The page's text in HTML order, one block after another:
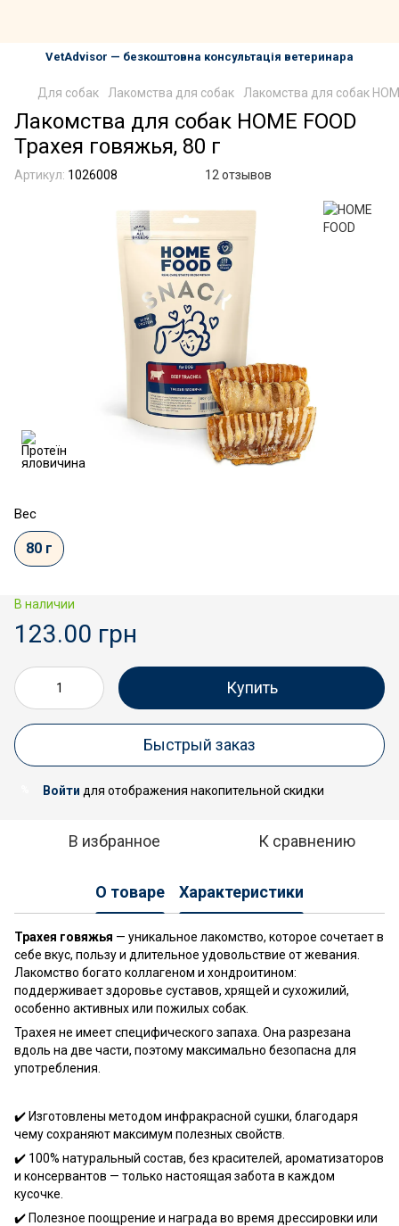
VetAdvisor — безкоштовна консультація ветеринара
Для собак Лакомства для собак Лакомства для собак
Лакомства для собак HOME FOOD
Трахея говяжья, 80 г
Артикул: 1026008 12 отзывов
Вес
80 г
В наличии
123.00 грн
Купить
Быстрый заказ
Войти для отображения накопительной скидки
В избранное К сравнению
О товаре Характеристики
Трахея говяжья — уникальное лакомство, которое сочетает в
себе вкус, пользу и длительное удовольствие от жевания.
Лакомство богато коллагеном и хондроитином:
поддерживает здоровье суставов, хрящей и сухожилий,
особенно активных или пожилых собак.
Трахея не имеет специфического запаха. Она разрезана
вдоль на две части, поэтому максимально безопасна для
употребления.
✔️ Изготовлены методом инфракрасной сушки, благодаря
чему сохраняют максимум полезных свойств.
✔️ 100% натуральный состав, без красителей, ароматизаторов
и консервантов — только настоящая забота в каждом
кусочке.
✔️ Полезное поощрение и награда во время дрессировки или